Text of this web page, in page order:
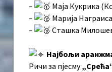
–
Маја Кукрика
–
Марија
–
Сташка
Најбољи
Ричи за пјесму